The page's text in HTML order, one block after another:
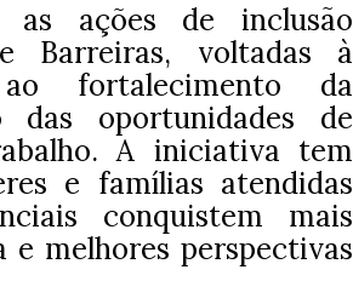
as ações de inclusão
Barreiras, voltadas à
ao fortalecimento da
oportunidades de
A iniciativa tem
e famílias atendidas
conquistem mais
e melhores perspectivas